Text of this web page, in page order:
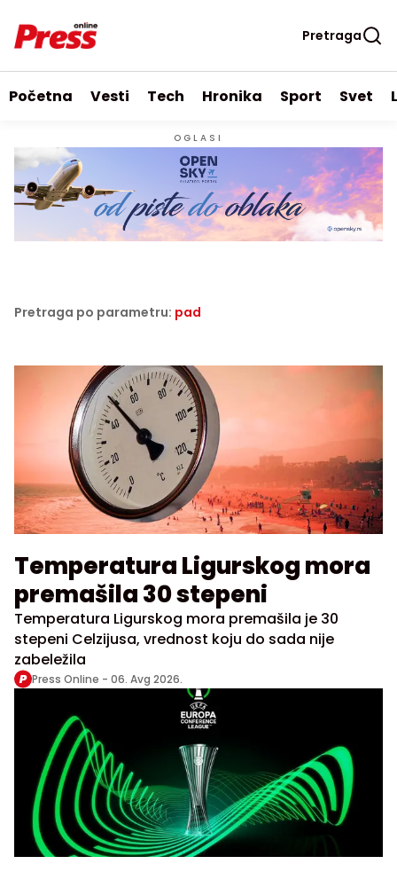
Pretraga
Početna Vesti Tech Hronika Sport Svet
OGLASI
Pretraga po parametru: pad
Temperatura Ligurskog mora
premašila 30 stepeni
Temperatura Ligurskog mora premašila je 30
stepeni Celzijusa, vrednost koju do sada nije
zabeležila
Press Online - 06. Avg 2026.